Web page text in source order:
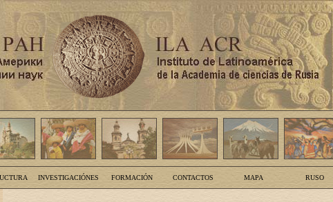
INVESTIGACIÓNES FORMACIÓN CONTACTOS MAPA RUSO